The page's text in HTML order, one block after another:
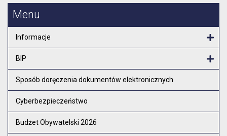
Menu
Informacje
BIP
Sposób doręczenia dokumentów elektronicznych
Cyberbezpieczeństwo
Budżet Obywatelski 2026